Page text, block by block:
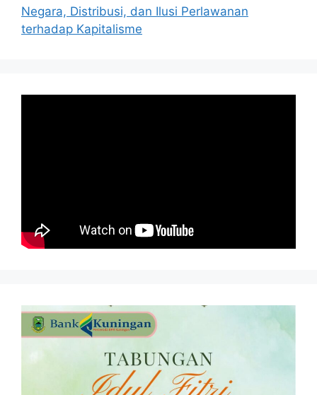
Negara, Distribusi, dan Ilusi Perlawanan
terhadap Kapitalisme